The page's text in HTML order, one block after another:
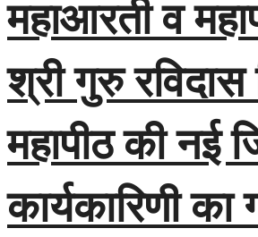
महाआरती व
श्री गुरु रविदास
महापीठ की नई
कार्यकारिणी